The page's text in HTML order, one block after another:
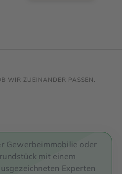
WIR ZUEINANDER PASSEN.
Gewerbeimmobilie oder
mit einem
Experten